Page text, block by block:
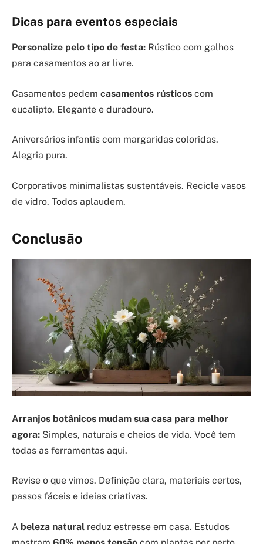
Dicas para eventos especiais
Personalize pelo tipo de festa: Rústico com galhos
para casamentos ao ar livre.
Casamentos pedem casamentos rústicos com
eucalipto. Elegante e duradouro.
Aniversários infantis com margaridas coloridas.
Alegria pura.
Corporativos minimalistas sustentáveis. Recicle vasos
de vidro. Todos aplaudem.
Conclusão
Arranjos botânicos mudam sua casa para melhor
agora: Simples, naturais e cheios de vida. Você tem
todas as ferramentas aqui.
Revise o que vimos. Definição clara, materiais certos,
passos fáceis e ideias criativas.
A beleza natural reduz estresse em casa. Estudos